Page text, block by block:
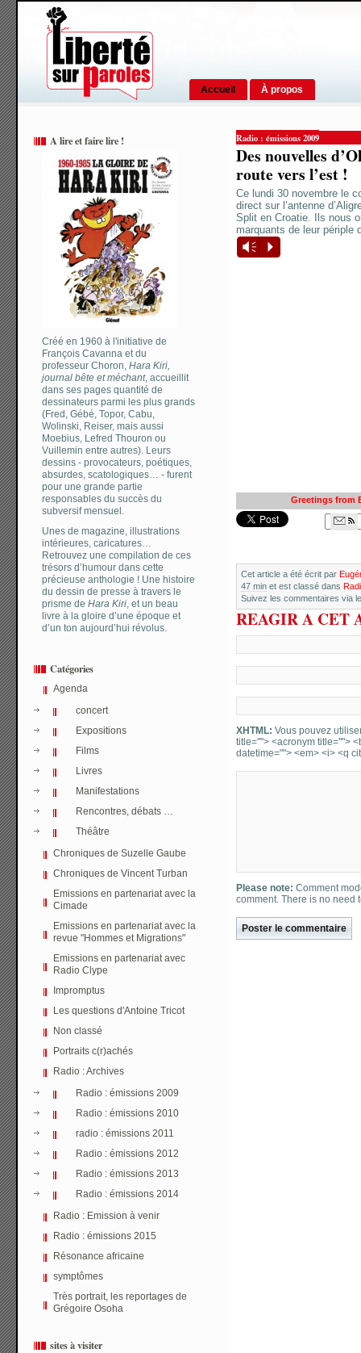
Accueil À propos
A lire et faire lire !
Créé en 1960 à l'initiative de
François Cavanna et du
professeur Choron, Hara Kiri,
journal bête et méchant, accueillit
dans ses pages quantité de
dessinateurs parmi les plus grands
(Fred, Gébé, Topor, Cabu,
Wolinski, Reiser, mais aussi
Moebius, Lefred Thouron ou
Vuillemin entre autres). Leurs
dessins - provocateurs, poétiques,
absurdes, scatologiques… - furent
pour une grande partie
responsables du succès du
subversif mensuel.
Unes de magazine, illustrations
intérieures, caricatures…
Retrouvez une compilation de ces
trésors d’humour dans cette
précieuse anthologie ! Une histoire
du dessin de presse à travers le
prisme de Hara Kiri, et un beau
livre à la gloire d’une époque et
d’un ton aujourd’hui révolus.
Catégories
Agenda
concert
Expositions
Films
Livres
Manifestations
Rencontres, débats …
Théâtre
Chroniques de Suzelle Gaube
Chroniques de Vincent Turban
Emissions en partenariat avec la
Cimade
Emissions en partenariat avec la
revue "Hommes et Migrations"
Emissions en partenariat avec
Radio Clype
Impromptus
Les questions d'Antoine Tricot
Non classé
Portraits c(r)achés
Radio : Archives
Radio : émissions 2009
Radio : émissions 2010
radio : émissions 2011
Radio : émissions 2012
Radio : émissions 2013
Radio : émissions 2014
Radio : Emission à venir
Radio : émissions 2015
Résonance africaine
symptômes
Très portrait, les reportages de
Grégoire Osoha
sites à visiter
Radio : émissions 2009
Des nouvelles
route vers l’est !
Ce lundi 30 novembre le
direct sur l’antenne
Split en Croatie. Ils nous
marquants de leur périple
Vm P
Greetings from
Cet article a été écrit par
47 min et est classé dans
Suivez les commentaires via
REAGIR A CET
XHTML: Vous pouvez
title=""> <acronym title="">
datetime=""> <em> <i> <q
Please note: Comment
comment. There is no need